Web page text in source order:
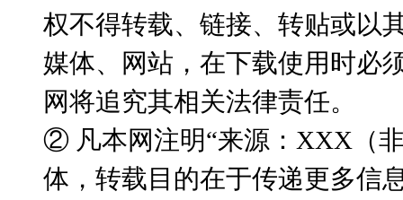
权不得转载、链接、转贴或以
媒体、网站，在下载使用时必
网将追究其相关法律责任。
② 凡本网注明“来源：XXX（
体，转载目的在于传递更多信